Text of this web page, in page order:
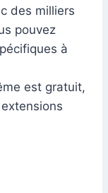
des milliers
pouvez
à
est gratuit,